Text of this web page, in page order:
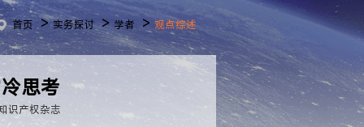
首页 >实务探讨 >学者 >观点综述
思考
识产权杂志